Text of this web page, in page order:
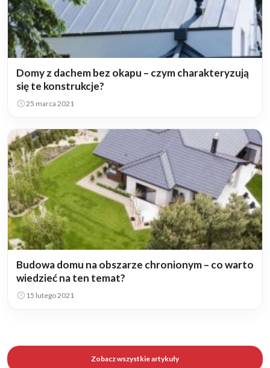
Domy z dachem bez okapu – czym charakteryzują
się te konstrukcje?
25 marca 2021
Budowa domu na obszarze chronionym – co warto
wiedzieć na ten temat?
15 lutego 2021
Zobacz wszystkie artykuły